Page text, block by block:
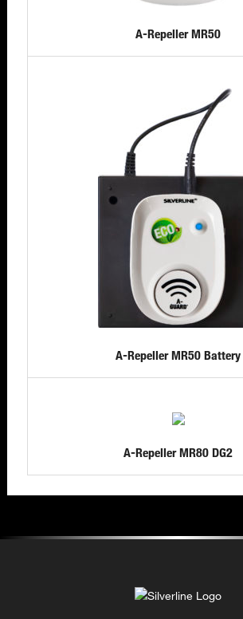
A-Repeller MR50
A-Repeller MR50 Battery
A-Repeller MR80 DG2